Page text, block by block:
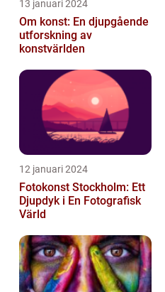
13 januari 2024
Om konst: En djupgående
utforskning av
konstvärlden
12 januari 2024
Fotokonst Stockholm: Ett
Djupdyk i En Fotografisk
Värld